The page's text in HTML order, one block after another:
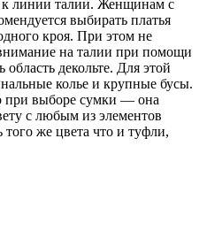
к линии талии. Женщинам с
выбирать платья
кроя. При этом не
на талии при помощи
декольте. Для этой
колье и крупные бусы.
при выборе сумки — она
с любым из элементов
же цвета что и туфли,